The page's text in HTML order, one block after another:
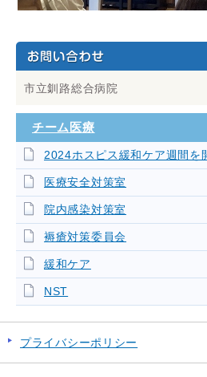
市立釧路総合病院
チーム医療
2024ホスピス緩和ケア週間を
医療安全対策室
院内感染対策室
褥瘡対策委員会
緩和ケア
NST
プライバシーポリシー